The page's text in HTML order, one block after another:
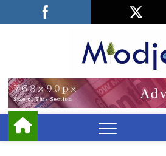
Facebook
LinkedIn